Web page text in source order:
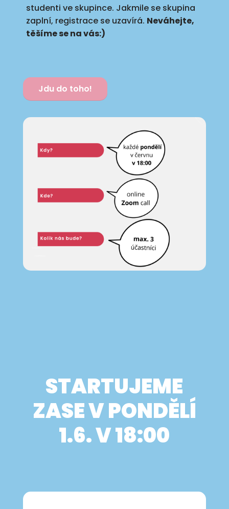
studenti ve skupince. Jakmile se skupina
zaplní, registrace se uzavírá. Neváhejte,
těšíme se na vás:)
Jdu do toho!
STARTUJEME
ZASE V PONDĚLÍ
1.6. V 18:00